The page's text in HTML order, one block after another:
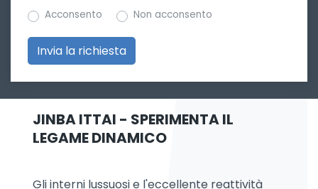
Acconsento Non acconsento
JINBA ITTAI - SPERIMENTA IL
LEGAME DINAMICO
Gli interni lussuosi e l'eccellente reattività